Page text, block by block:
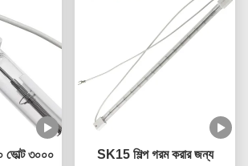
ভোল্ট ৩০০০
SK15 শিল্প গরম করার জন্য